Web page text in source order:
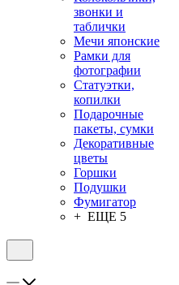
звонки и
таблички
Мечи японские
Рамки для
фотографии
Статуэтки,
копилки
Подарочные
пакеты, сумки
Декоративные
цветы
Горшки
Подушки
Фумигатор
+ ЕЩЕ 5